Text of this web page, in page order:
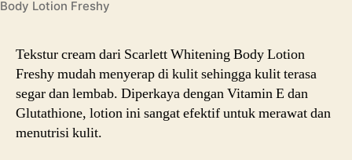
Body Lotion Freshy
Tekstur cream dari Scarlett Whitening Body Lotion
Freshy mudah menyerap di kulit sehingga kulit terasa
segar dan lembab. Diperkaya dengan Vitamin E dan
Glutathione, lotion ini sangat efektif untuk merawat dan
menutrisi kulit.